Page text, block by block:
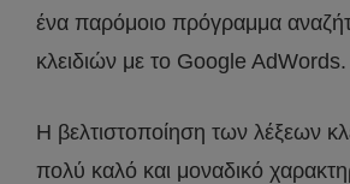
ένα παρόμοιο πρόγραμμα
κλειδιών με το Google AdWords.
Η βελτιστοποίηση των λέξεων
πολύ καλό και μοναδικό